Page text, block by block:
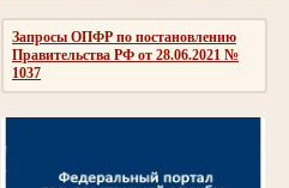
Запросы ОПФР по постановлению
Правительства РФ от 28.06.2021 №
1037